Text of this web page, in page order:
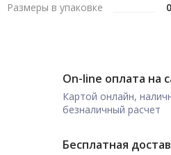
Размеры в упаковке
On-line оплата на
Картой онлайн,
безналичный расчет
Бесплатная